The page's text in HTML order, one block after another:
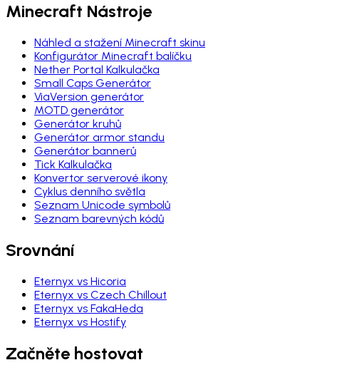
Minecraft Nástroje
Náhled a stažení Minecraft skinu
Konfigurátor Minecraft balíčku
Nether Portal Kalkulačka
Small Caps Generátor
ViaVersion generátor
MOTD generátor
Generátor kruhů
Generátor armor standu
Generátor bannerů
Tick Kalkulačka
Konvertor serverové ikony
Cyklus denního světla
Seznam Unicode symbolů
Seznam barevných kódů
Srovnání
Eternyx vs Hicoria
Eternyx vs Czech Chillout
Eternyx vs FakaHeda
Eternyx vs Hostify
Začněte hostovat